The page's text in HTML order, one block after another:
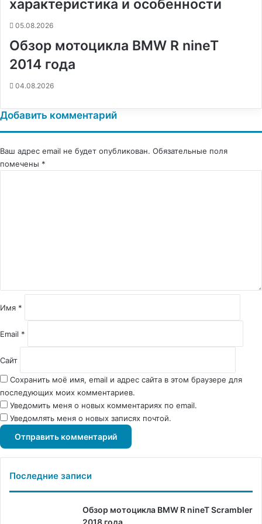
характеристика и особенности
05.08.2026
Обзор мотоцикла BMW R nineT
2014 года
04.08.2026
Добавить комментарий
Ваш адрес email не будет опубликован. Обязательные поля
помечены *
и
й
Имя *
Email *
Сайт
Сохранить моё имя, email и адрес сайта в этом браузере для
последующих моих комментариев.
Уведомить меня о новых комментариях по email.
Уведомлять меня о новых записях почтой.
Последние записи
Обзор мотоцикла BMW R nineT Scrambler